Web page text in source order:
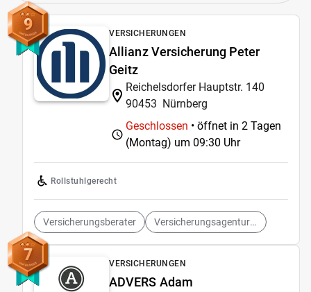
9 VERSICHERUNGEN
Allianz Versicherung Peter
Geitz
Reichelsdorfer Hauptstr. 140
90453 Nürnberg
Geschlossen • öffnet in 2 Tagen
(Montag) um 09:30 Uhr
Rollstuhlgerecht
Versicherungsberater Versicherungsagenturen
7 VERSICHERUNGEN
ADVERS Adam